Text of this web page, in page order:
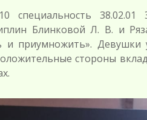
специальность
Блинковой Л. В. и
и приумножить». Девушки
стороны